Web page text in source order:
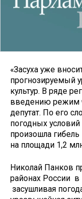
«Засуха уже
прогнозируемый
культур. В ряде
введению режим
депутат. По его
погодных
произошла
на площади 1,2
Николай Панков
районах России в
засушливая